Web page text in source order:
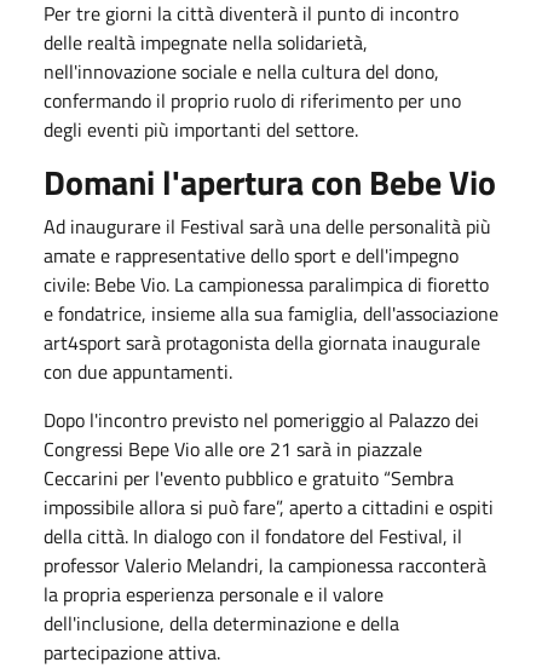
Per tre giorni la città diventerà il punto di incontro
delle realtà impegnate nella solidarietà,
nell'innovazione sociale e nella cultura del dono,
confermando il proprio ruolo di riferimento per uno
degli eventi più importanti del settore.
Domani l'apertura con Bebe Vio
Ad inaugurare il Festival sarà una delle personalità più
amate e rappresentative dello sport e dell'impegno
civile: Bebe Vio. La campionessa paralimpica di fioretto
e fondatrice, insieme alla sua famiglia, dell'associazione
art4sport sarà protagonista della giornata inaugurale
con due appuntamenti.
Dopo l'incontro previsto nel pomeriggio al Palazzo dei
Congressi Bepe Vio alle ore 21 sarà in piazzale
Ceccarini per l'evento pubblico e gratuito “Sembra
impossibile allora si può fare”, aperto a cittadini e ospiti
della città. In dialogo con il fondatore del Festival, il
professor Valerio Melandri, la campionessa racconterà
la propria esperienza personale e il valore
dell'inclusione, della determinazione e della
partecipazione attiva.